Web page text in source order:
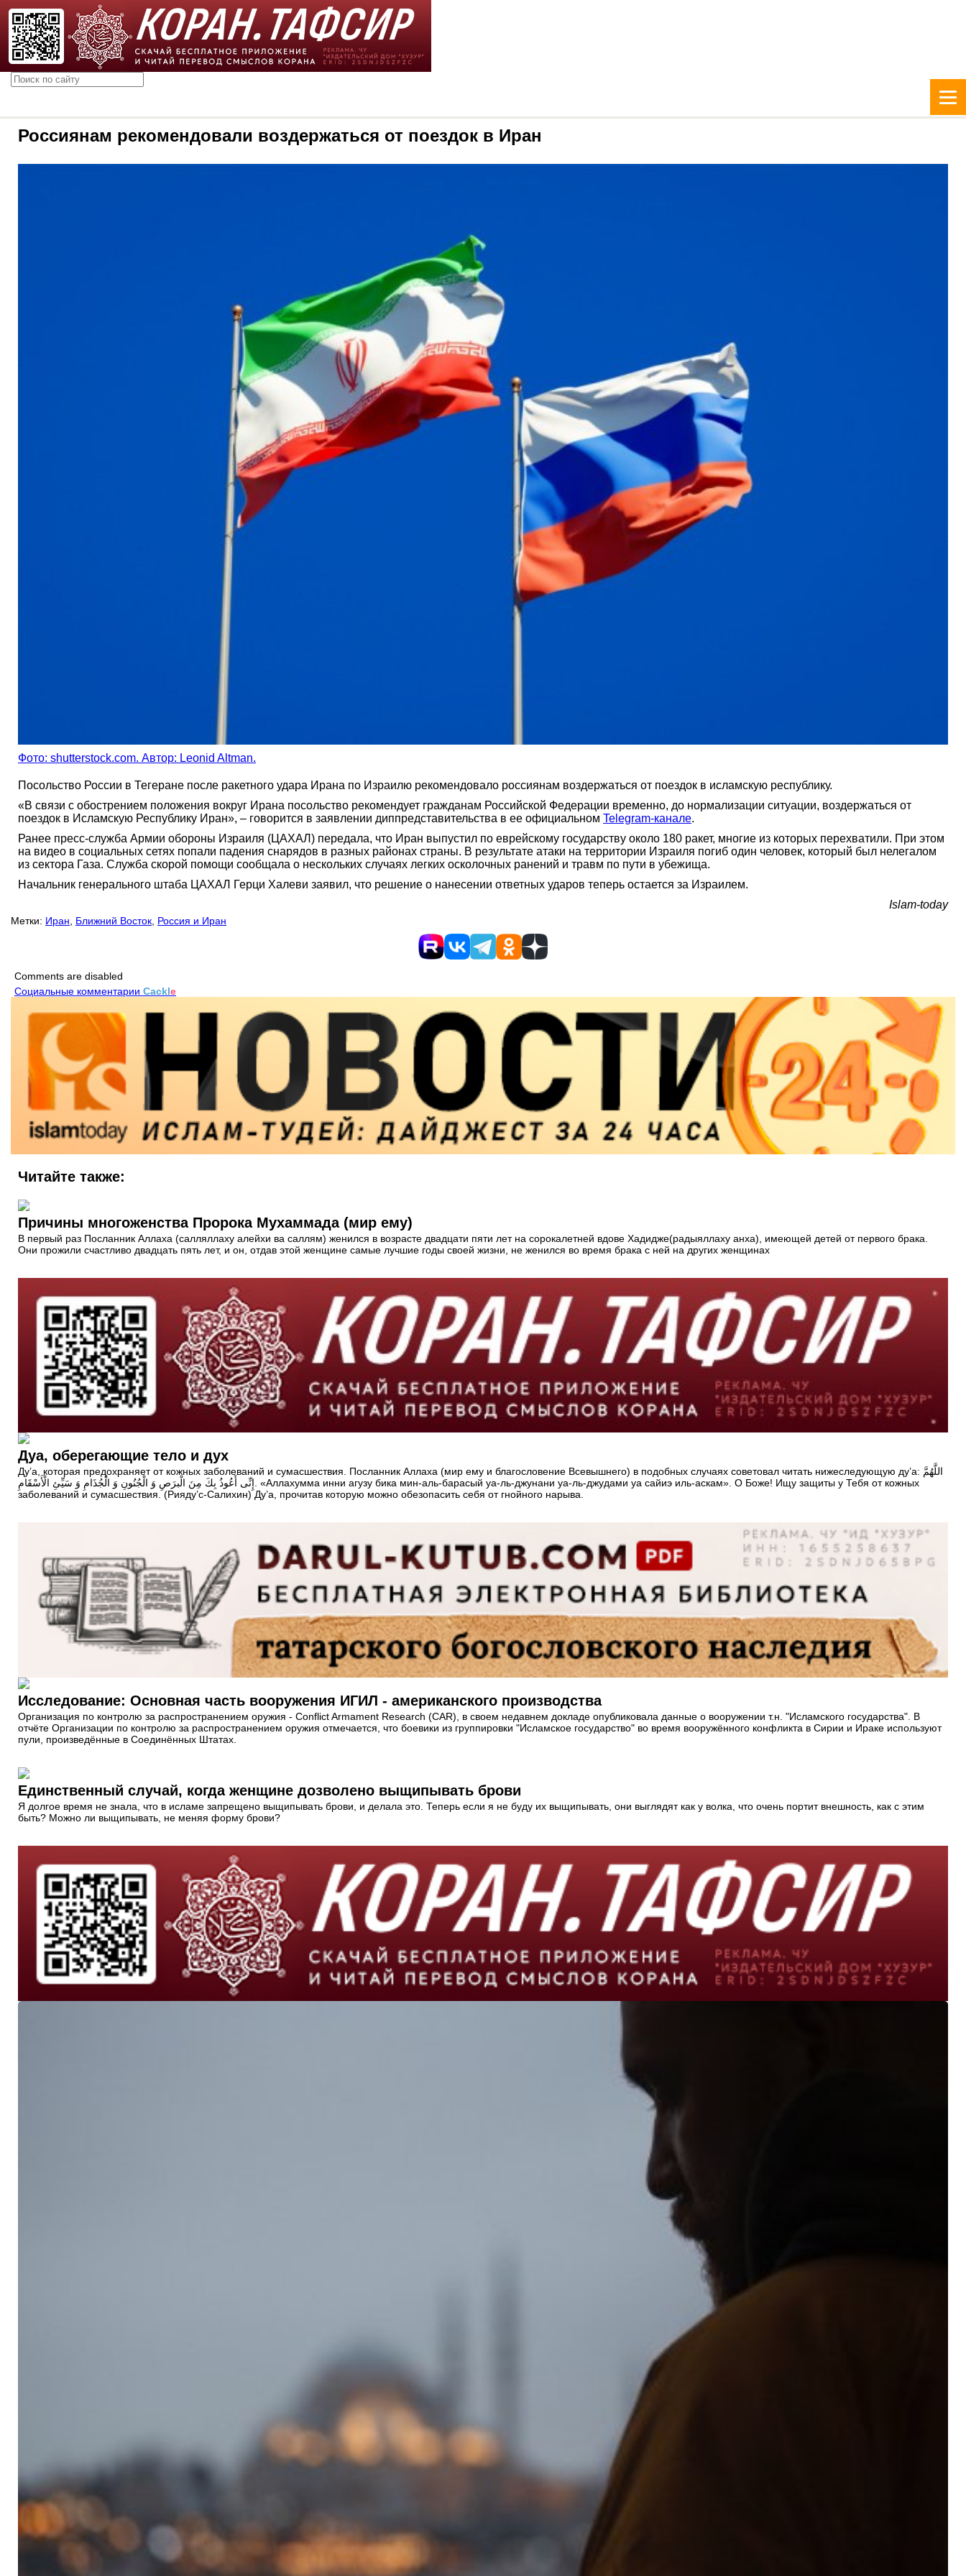
Россиянам рекомендовали воздержаться от поездок в Иран
Фото: shutterstock.com. Автор: Leonid Altman.
Посольство России в Тегеране после ракетного удара Ирана по Израилю рекомендовало россиянам воздержаться от поездок в исламскую республику.
«В связи с обострением положения вокруг Ирана посольство рекомендует гражданам Российской Федерации временно, до нормализации ситуации, воздержаться от
поездок в Исламскую Республику Иран», – говорится в заявлении диппредставительства в ее официальном Telegram-канале.
Ранее пресс-служба Армии обороны Израиля (ЦАХАЛ) передала, что Иран выпустил по еврейскому государству около 180 ракет, многие из которых перехватили. При этом
на видео в социальных сетях попали падения снарядов в разных районах страны. В результате атаки на территории Израиля погиб один человек, который был нелегалом
из сектора Газа. Служба скорой помощи сообщала о нескольких случаях легких осколочных ранений и травм по пути в убежища.
Начальник генерального штаба ЦАХАЛ Герци Халеви заявил, что решение о нанесении ответных ударов теперь остается за Израилем.
Islam-today
Метки: Иран Ближний Восток Россия и Иран
Comments are disabled
Социальные комментарии Cackle
Читайте также:
Причины многоженства Пророка Мухаммада (мир ему)
В первый раз Посланник Аллаха (салляллаху алейхи ва саллям) женился в возрасте двадцати пяти лет на сорокалетней вдове Хадидже(радыяллаху анха), имеющей детей от первого брака.
Они прожили счастливо двадцать пять лет, и он, отдав этой женщине самые лучшие годы своей жизни, не женился во время брака с ней на других женщинах
Дуа, оберегающие тело и дух
Ду’а, которая предохраняет от кожных заболеваний и сумасшествия. Посланник Аллаха (мир ему и благословение Всевышнего) в подобных случаях советовал читать нижеследующую ду’а: اللَّهُمَّ
إِنِّى أَعُوذُ بِكَ مِنَ الْبرَصِ وَ الْجُنُونِ وَ الْجُذَامِ وَ سَيِّئِ الْأَسْقَامِ. «Аллахумма инни агузу бика мин-аль-барасый уа-ль-джунани уа-ль-джудами уа сайиэ иль-аскам». О Боже! Ищу защиты у Тебя от кожных
заболеваний и сумасшествия. (Рияду’c-Салихин) Ду’а, прочитав которую можно обезопасить себя от гнойного нарыва.
Исследование: Основная часть вооружения ИГИЛ - американского производства
Организация по контролю за распространением оружия - Conflict Armament Research (CAR), в своем недавнем докладе опубликовала данные о вооружении т.н. "Исламского государства". В
отчёте Организации по контролю за распространением оружия отмечается, что боевики из группировки "Исламское государство" во время вооружённого конфликта в Сирии и Ираке используют
пули, произведённые в Соединённых Штатах.
Единственный случай, когда женщине дозволено выщипывать брови
Я долгое время не знала, что в исламе запрещено выщипывать брови, и делала это. Теперь если я не буду их выщипывать, они выглядят как у волка, что очень портит внешность, как с этим
быть? Можно ли выщипывать, не меняя форму брови?